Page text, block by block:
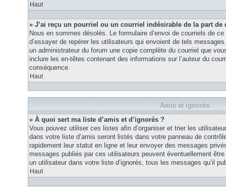
Haut
» J’ai reçu un pourriel ou un courriel indésirable de la part de
Nous en sommes désolés. Le formulaire d’envoi de courriels de
d’essayer de repérer les utilisateurs qui envoient de tels
un administrateur du forum une copie complète du courriel que
inclure les en-têtes contenant des informations sur l’auteur du
conséquence.
Haut
Amis et ignorés
» À quoi sert ma liste d’amis et d’ignorés ?
Vous pouvez utiliser ces listes afin d’organiser et trier les
dans votre liste d’amis seront listés dans votre panneau de
rapidement leur statut en ligne et leur envoyer des messages
messages publiés par ces utilisateurs peuvent éventuellement
un utilisateur dans votre liste d’ignorés, tous les messages qu’il
Haut